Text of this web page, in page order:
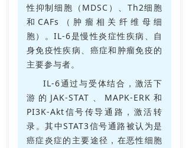
性抑制细胞（MDSC）、Th2细胞
和CAFs（肿瘤相关纤维母细
胞）。IL-6是慢性炎症性疾病、自
身免疫性疾病、癌症和肿瘤免疫的
主要参与者。
IL-6通过与受体结合，激活下
游的JAK-STAT、MAPK-ERK和
PI3K-Akt信号传导通路，激活转
录。其中STAT3信号通路被认为是
癌症炎症的主要途径，在恶性细胞